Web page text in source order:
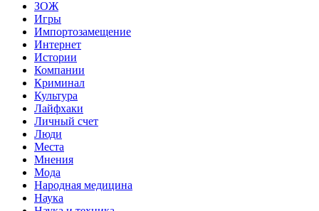
ЗОЖ
Игры
Импортозамещение
Интернет
Истории
Компании
Криминал
Культура
Лайфхаки
Личный счет
Люди
Места
Мнения
Мода
Народная медицина
Наука